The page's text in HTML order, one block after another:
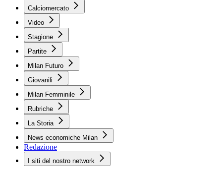
Calciomercato
Video
Stagione
Partite
Milan Futuro
Giovanili
Milan Femminile
Rubriche
La Storia
News economiche Milan
Redazione
I siti del nostro network